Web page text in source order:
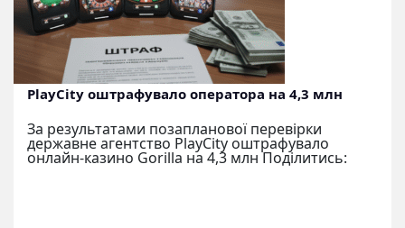
PlayCity оштрафувало оператора на 4,3 млн
За результатами позапланової перевірки
державне агентство PlayCity оштрафувало
онлайн-казино Gorilla на 4,3 млн Поділитись: